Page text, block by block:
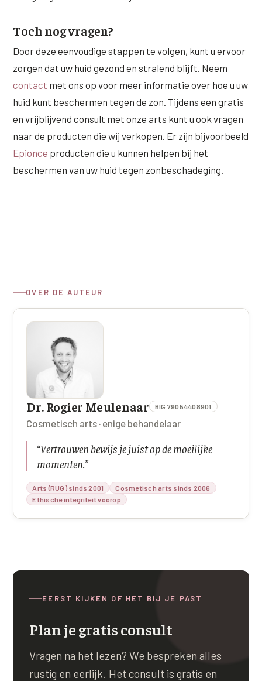
Toch nog vragen?
Door deze eenvoudige stappen te volgen, kunt u ervoor
zorgen dat uw huid gezond en stralend blijft. Neem
contact met ons op voor meer informatie over hoe u uw
huid kunt beschermen tegen de zon. Tijdens een gratis
en vrijblijvend consult met onze arts kunt u ook vragen
naar de producten die wij verkopen. Er zijn bijvoorbeeld
Epionce producten die u kunnen helpen bij het
beschermen van uw huid tegen zonbeschadeging.
OVER DE AUTEUR
Dr. Rogier Meulenaar BIG 79054408901
Cosmetisch arts · enige behandelaar
“Vertrouwen bewijs je juist op de moeilijke
momenten.”
Arts (RUG) sinds 2001
Cosmetisch arts sinds 2006
Ethische integriteit voorop
EERST KIJKEN OF HET BIJ JE PAST
Plan je gratis consult
Vragen na het lezen? We bespreken alles
rustig en eerlijk. Het consult is gratis en